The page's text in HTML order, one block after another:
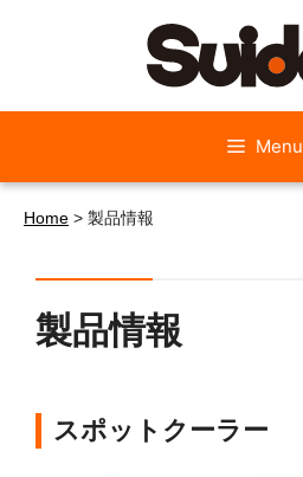
Menu
Home > 製品情報
製品情報
スポットクーラー